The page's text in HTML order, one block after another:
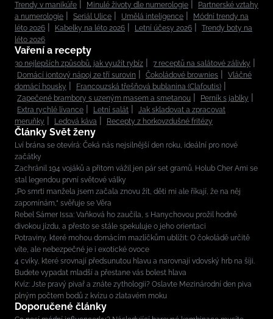
Trendy v manikúře Minulé životy dle numerologie
Partnerské vztahy
a numerologie
Seriál Ulice Umělá inteligence
Módní trendy na
léto 2026
Kabelky na léto 2026 Letní účesy 2026
Trendy boty na
léto 2026
Vaření a recepty
30 nejlepších způsobů, jak využít rybíz
7 receptů na salátové zálivky
Domácí iontový nápoj ze tří surovin
Čokoládové brownies
Vláčné
domácí housky
Francouzská třešňová bublanina (Clafoutis)
Zapečené brambory s uzeným masem a smetanou
Perník s jablky
Extra rychlé lívance
Letní salát
Jak skladovat a zpracovat
meruňky
Ledová káva Recepty z horkovzdušné fritézy
Články Svět ženy
Lví brána se otevírá: Čeká nás nejsilnější den roku, ideální pro nové
začátky
Zachránil 194 vojáků a přitom vážil jen pár set gramů. Holub Cher Ami se
stal legendou první světové války
„Po smrti manžela jsem začala znovu žít, děti mi ale říkají, že na něj
zapomínám,“ svěřuje se Věra
Rebel Sámer Issa: Vaňková ho zaučila, s Hanychovou prožil hodně
divokou jízdu, a přesto se stále spekuluje o jeho orientaci
Potraviny, které mohou domácím mazlíčkům ublížit: O čokoládě určitě
víte, ale nebezpečné je i exotické ovoce
4 cviky, které srovnají předsunutou hlavu a narovnají vdovský hrb na šíji.
Budete vypadat mladší a přestane vás bolest hlava
Kvíz: Jste pravý pivař a znáte zythologii? Oslavte Mezinárodní den piva
plným počtem bodů z kvízu o zlatavém moku
Doporučené články